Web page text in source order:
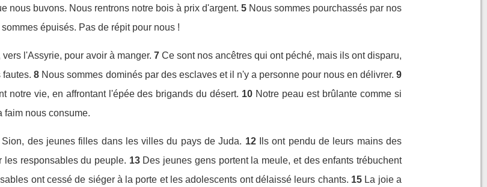
nous buvons. Nous rentrons notre bois à prix d'argent. 5 Nous sommes pourchassés par nos
épuisés. Pas de répit pour nous !
l'Assyrie, pour avoir à manger. 7 Ce sont nos ancêtres qui ont péché, mais ils ont disparu,
8 Nous sommes dominés par des esclaves et il n'y a personne pour nous en délivrer. 9
notre vie, en affrontant l'épée des brigands du désert. 10 Notre peau est brûlante comme si
faim nous consume.
Sion, des jeunes filles dans les villes du pays de Juda. 12
Ils ont pendu de leurs mains des
les responsables du peuple. 13 Des jeunes gens portent la meule, et des enfants trébuchent
ont cessé de siéger à la porte et les adolescents ont délaissé leurs chants. 15 La joie a